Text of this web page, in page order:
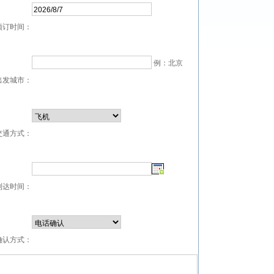
订时间：
发城市：
例：北京
通方式：
达时间：
认方式：